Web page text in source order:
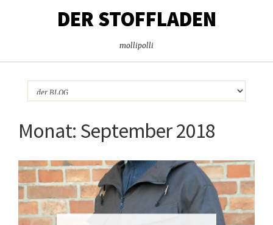
DER STOFFLADEN
mollipolli
Monat: September 2018